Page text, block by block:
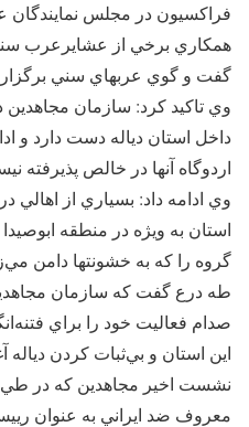
فراكسيون در مجلس
همكاري برخي از عشايرعرب
گفت و گوي عربهاي سني
وي تاكيد كرد: سازمان
داخل استان دياله دست دارد و
اردوگاه آنها در خالص پذيرفته
وي ادامه داد: بسياري از اهالي
استان به ويژه در منطقه ابوصيدا
گروه را كه به خشونتها دامن
طه درع گفت كه سازمان
صدام فعاليت خود را براي
اين استان و بي‌ثبات كردن دياله
نشست اخير مجاهدین كه در
معروف ضد ايراني به عنوان